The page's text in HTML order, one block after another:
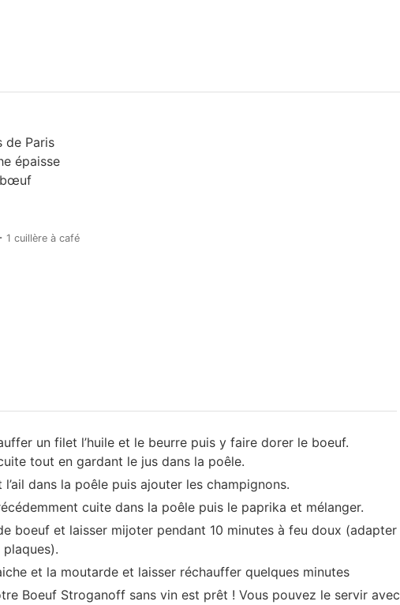
de Paris
épaisse
bœuf
1 cuillère à café
un filet l’huile et le beurre puis y faire dorer le boeuf.
tout en gardant le jus dans la poêle.
dans la poêle puis ajouter les champignons.
cuite dans la poêle puis le paprika et mélanger.
boeuf et laisser mijoter pendant 10 minutes à feu doux (adapter
plaques).
et la moutarde et laisser réchauffer quelques minutes
Boeuf Stroganoff sans vin est prêt ! Vous pouvez le servir avec